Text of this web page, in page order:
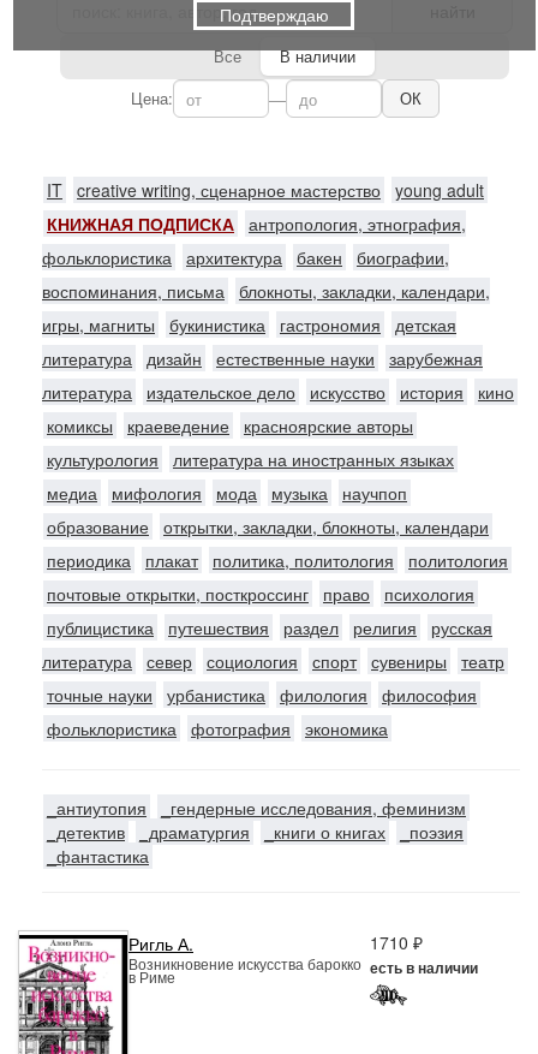
Все
В наличии
Цена:
— ОК
IT creative writing, сценарное мастерство young adult
КНИЖНАЯ ПОДПИСКА антропология, этнография,
фольклористика архитектура бакен
биографии,
воспоминания, письма блокноты, закладки, календари,
игры, магниты
букинистика гастрономия
детская
литература дизайн естественные науки
зарубежная
литература
издательское дело искусство история
кино
комиксы
краеведение
красноярские авторы
культурология
литература на иностранных языках
медиа
мифология мода музыка
научпоп
образование открытки, закладки, блокноты, календари
периодика
плакат политика, политология
политология
почтовые открытки, посткроссинг
право
психология
публицистика
путешествия раздел религия
русская
литература север социология спорт сувениры
театр
точные науки
урбанистика филология
философия
фольклористика фотография экономика
_антиутопия
_гендерные исследования, феминизм
_детектив
_драматургия _книги о книгах
_поэзия
_фантастика
Ригль А.
Возникновение искусства барокко
в Риме
1710 ₽
есть в наличии
Подтверждаю